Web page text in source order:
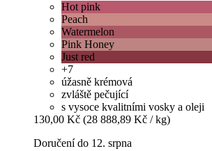
Hot pink
Peach
Watermelon
Pink Honey
Just red
+7
úžasně krémová
zvláště pečující
s vysoce kvalitními vosky a oleji
130,00 Kč (28 888,89 Kč / kg)
Doručení do 12. srpna